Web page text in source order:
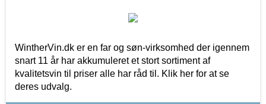
WintherVin.dk er en far og søn-virksomhed der igennem
snart 11 år har akkumuleret et stort sortiment af
kvalitetsvin til priser alle har råd til. Klik her for at se
deres udvalg.